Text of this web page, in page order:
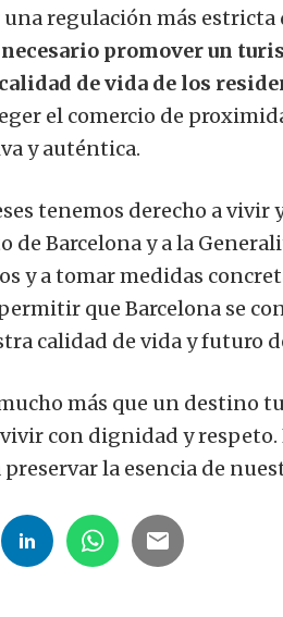
regulación más
necesario promover un
de vida de los
el comercio de
y auténtica.
tenemos derecho a
Barcelona y a la
y a tomar medidas
que Barcelona se
calidad de vida y futuro
más que un destino
con dignidad y
la esencia de